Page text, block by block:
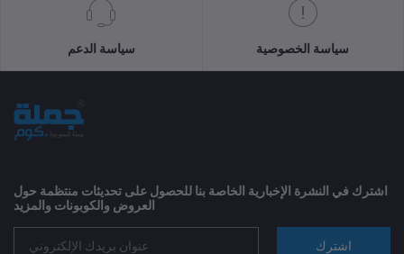
سياسة الدعم سياسة الخصوصية
اشترك في النشرة الإخبارية الخاصة بنا للحصول على تحديثات منتظمة حول
العروض والكوبونات والمزيد
اشترك